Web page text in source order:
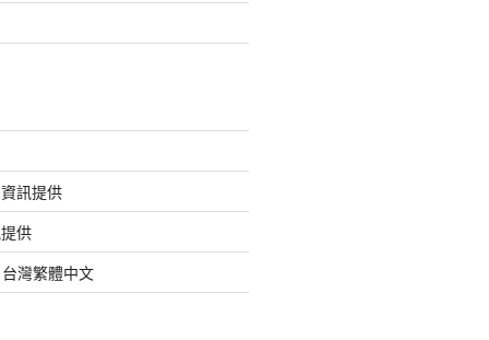
訊提供
供
灣繁體中文